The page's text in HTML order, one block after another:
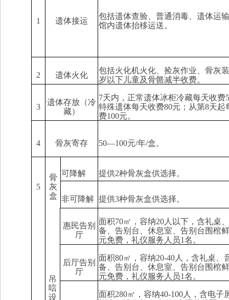
1 遗体接运
包括遗体查验 普通消毒
遗体运输
馆内遗体抬移运送。
2 遗体火化
包括火化机火化、捡灰作业、骨灰装
岁 以下儿童及骨骼减半收费。
3
遗体存放 （冷
藏）
7天内，正常遗体冰柜冷藏每天收费
特殊遗体每天收费80元 ；从第8天起
费100元。
4 骨灰寄存 50—100元/年/盒。
5
骨
灰
盒
可降解 提供2种骨灰盒供选择。
非可降解 提供3种骨灰盒供选择。
吊
唁
设
惠民告别
厅
面积70㎡，容纳20 人以下， 含礼桌
备
告别台、休息室、告别台围棺
元免费，礼仪服务人员1名 。
后厅告别
厅
面积80㎡，容纳20-40 人， 含礼桌、
备
告别台、休息室、告别台围棺
元免费，礼仪服务人员1名 。
面积280㎡，容纳40-100 人， 含电子